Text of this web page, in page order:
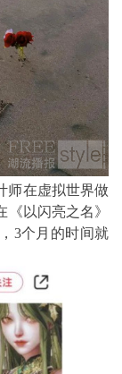
师在虚拟世界做
以闪亮之名》
3个月的时间就